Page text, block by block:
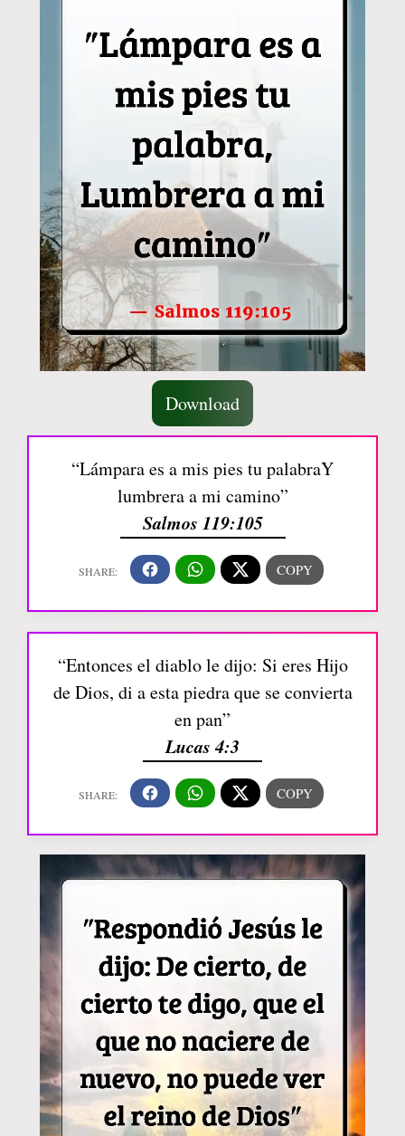
Download
“Lámpara es a mis pies tu palabraY
lumbrera a mi camino”
Salmos 119:105
“Entonces el diablo le dijo: Si eres Hijo
de Dios, di a esta piedra que se convierta
en pan”
Lucas 4:3